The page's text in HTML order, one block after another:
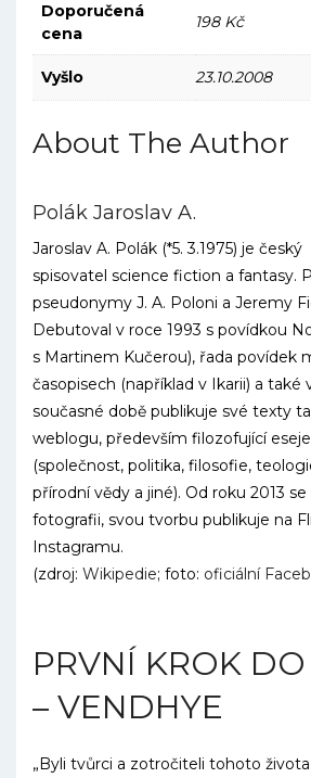
Doporučená
cena
198 Kč
Vyšlo 23.10.2008
About The Author
Polák Jaroslav A.
Jaroslav A. Polák (*5. 3.1975) je český
spisovatel science fiction a fantasy.
pseudonymy J. A. Poloni a Jeremy
Debutoval v roce 1993 s povídkou
s Martinem Kučerou), řada povídek
časopisech (například v Ikarii) a také
současné době publikuje své texty
weblogu, především filozofující
(společnost, politika, filosofie,
přírodní vědy a jiné). Od roku 2013
fotografii, svou tvorbu publikuje na
Instagramu.
(zdroj: Wikipedie; foto: oficiální
PRVNÍ KROK
– VENDHYE
„Byli tvůrci a zotročiteli tohoto